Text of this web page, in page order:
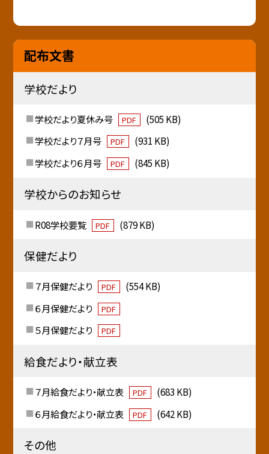
配布文書
学校だより
学校だより夏休み号 PDF
(505 KB)
学校だより７月号
PDF
(931 KB)
学校だより６月号
PDF (845 KB)
学校からのお知らせ
R08学校要覧 PDF (879 KB)
保健だより
７月保健だより PDF
(554 KB)
６月保健だより
PDF
５月保健だより PDF
給食だより・献立表
７月給食だより・献立表 PDF
(683 KB)
６月給食だより・献立表
PDF (642 KB)
その他